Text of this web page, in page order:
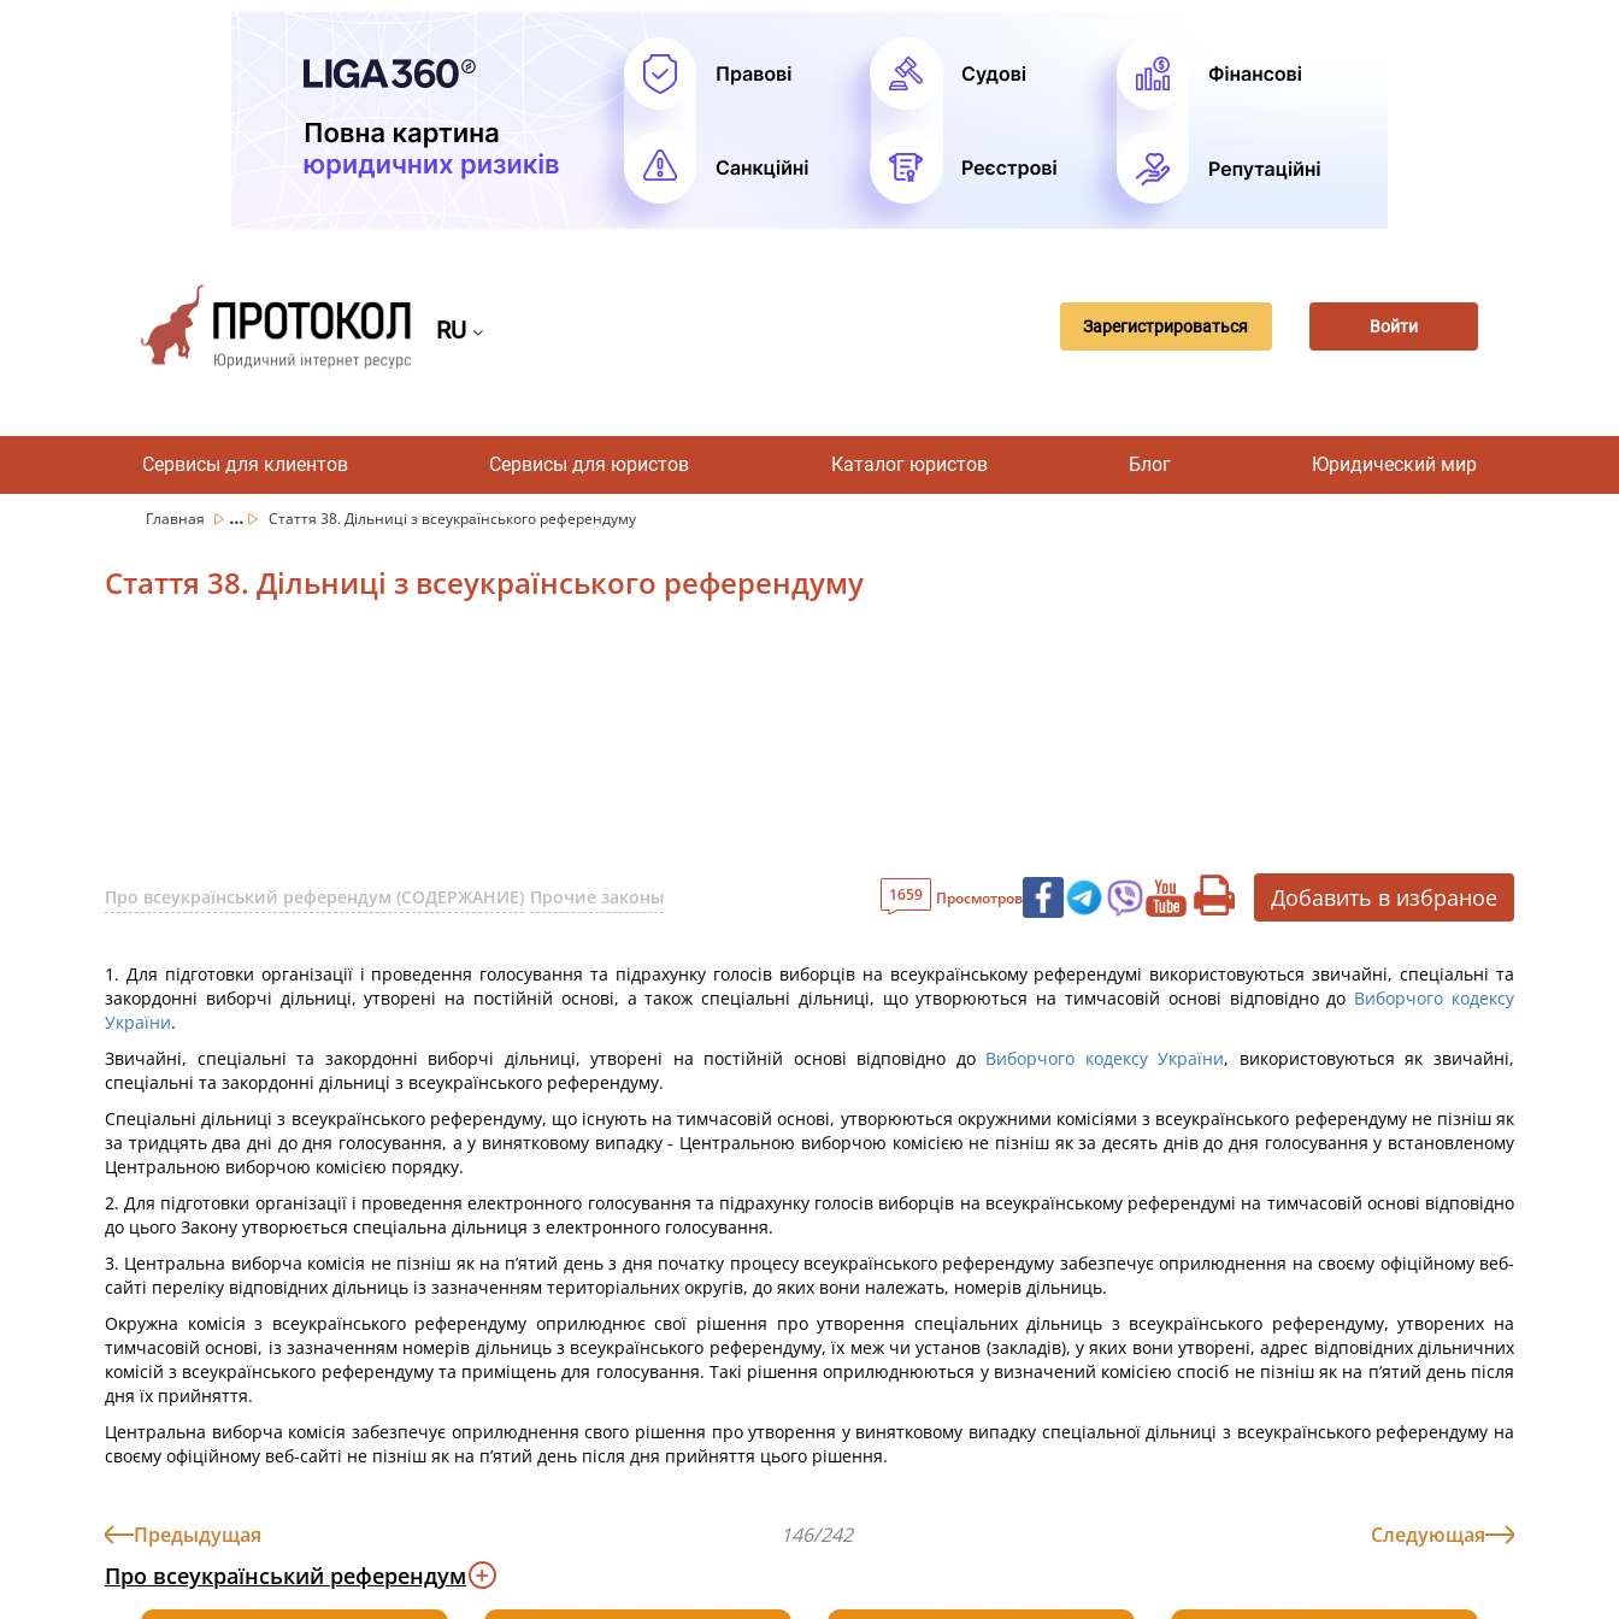
RU Зарегистрироваться Войти
Сервисы для клиентов Сервисы для юристов Каталог юристов Блог Юридический мир
Главная ... Стаття 38. Дільниці з всеукраїнського референдуму
Стаття 38. Дільниці з всеукраїнського референдуму
Про всеукраїнський референдум (СОДЕРЖАНИЕ) Прочие законы 1659 Просмотров Добавить в избраное
1. Для підготовки організації і проведення голосування та підрахунку голосів виборців на всеукраїнському референдумі використовуються звичайні, спеціальні та
закордонні виборчі дільниці, утворені на постійній основі, а також спеціальні дільниці, що утворюються на тимчасовій основі відповідно до Виборчого кодексу
України.
Звичайні, спеціальні та закордонні виборчі дільниці, утворені на постійній основі відповідно до Виборчого кодексу України, використовуються як звичайні,
спеціальні та закордонні дільниці з всеукраїнського референдуму.
Спеціальні дільниці з всеукраїнського референдуму, що існують на тимчасовій основі, утворюються окружними комісіями з всеукраїнського референдуму не пізніш як
за тридцять два дні до дня голосування, а у винятковому випадку - Центральною виборчою комісією не пізніш як за десять днів до дня голосування у встановленому
Центральною виборчою комісією порядку.
2. Для підготовки організації і проведення електронного голосування та підрахунку голосів виборців на всеукраїнському референдумі на тимчасовій основі відповідно
до цього Закону утворюється спеціальна дільниця з електронного голосування.
3. Центральна виборча комісія не пізніш як на п’ятий день з дня початку процесу всеукраїнського референдуму забезпечує оприлюднення на своєму офіційному веб-
сайті переліку відповідних дільниць із зазначенням територіальних округів, до яких вони належать, номерів дільниць.
Окружна комісія з всеукраїнського референдуму оприлюднює свої рішення про утворення спеціальних дільниць з всеукраїнського референдуму, утворених на
тимчасовій основі, із зазначенням номерів дільниць з всеукраїнського референдуму, їх меж чи установ (закладів), у яких вони утворені, адрес відповідних дільничних
комісій з всеукраїнського референдуму та приміщень для голосування. Такі рішення оприлюднюються у визначений комісією спосіб не пізніш як на п’ятий день після
дня їх прийняття.
Центральна виборча комісія забезпечує оприлюднення свого рішення про утворення у винятковому випадку спеціальної дільниці з всеукраїнського референдуму на
своєму офіційному веб-сайті не пізніш як на п’ятий день після дня прийняття цього рішення.
Предыдущая 146/242 Следующая
Про всеукраїнський референдум